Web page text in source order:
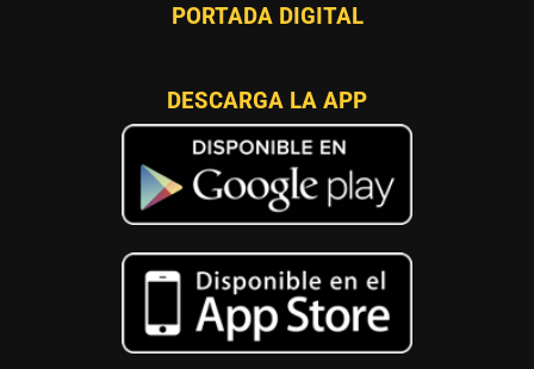
PORTADA DIGITAL
DESCARGA LA APP